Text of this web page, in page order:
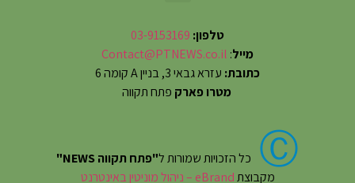
טלפון: 03-9153169
מייל:
Contact@PTNEWS.co.il
כתובת: עזרא גבאי 3, בניין A קומה 6
מטרו פארק פתח תקווה
Ⓒ כל הזכויות שמורות ל"פתח תקווה NEWS"
מקבוצתeBrand – ניהול מוניטין באינטרנט